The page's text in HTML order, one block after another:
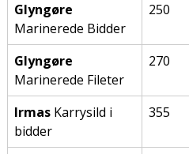
Glyngøre
Marinerede Bidder
250
Glyngøre
Marinerede Fileter
270
Irmas Karrysild i
bidder
355